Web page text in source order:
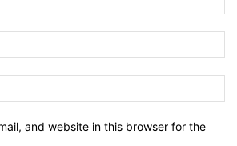
and website in this browser for the